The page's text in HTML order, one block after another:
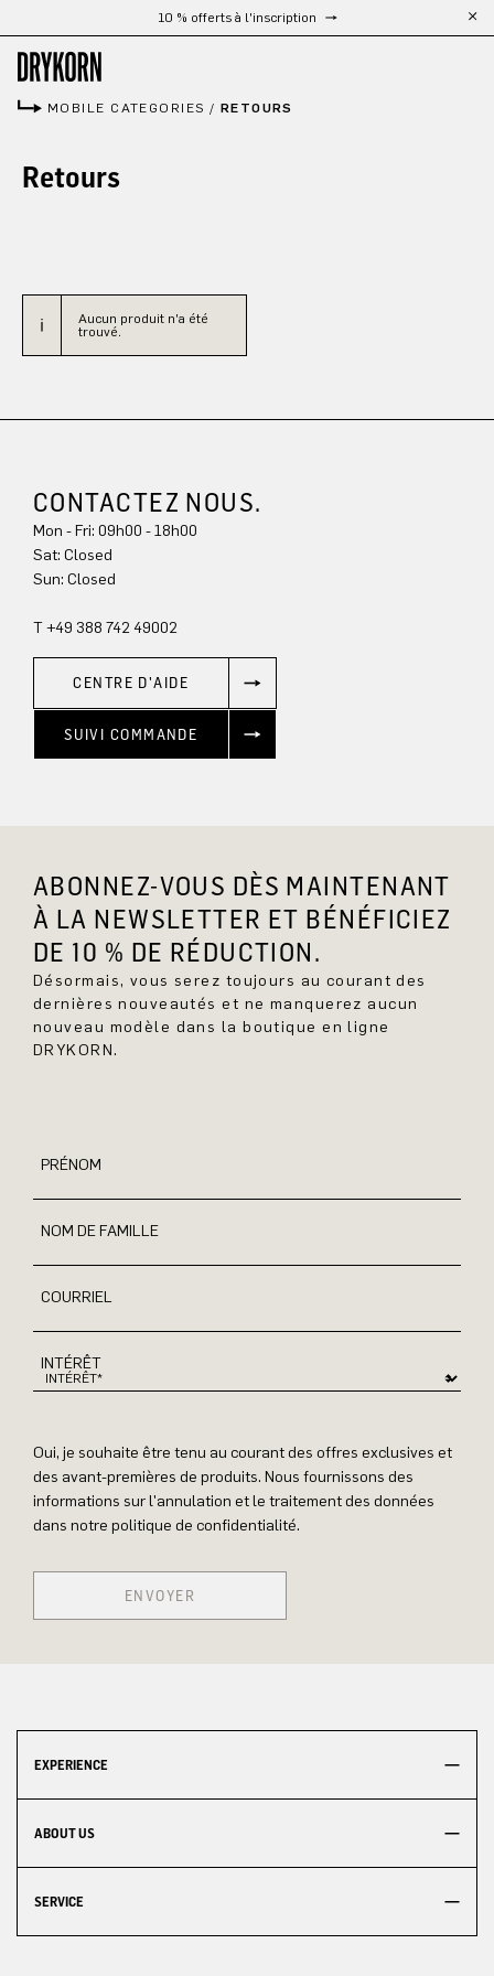
Passer au contenu principal10 % offerts à l'inscription
MOBILE CATEGORIES / RETOURS
Retours
Aucun produit n'a été
trouvé.
CONTACTEZ NOUS.
Mon - Fri: 09h00 - 18h00
Sun: Closed
T +49 388 742 49002
CENTRE D'AIDE
SUIVI COMMANDE
ABONNEZ-VOUS DÈS MAINTENANT
À LA NEWSLETTER ET BÉNÉFICIEZ
DE 10 % DE RÉDUCTION.
Désormais, vous serez toujours au courant des
dernières nouveautés et ne manquerez aucun
nouveau modèle dans la boutique en ligne
DRYKORN.
PRÉNOM
NOM DE FAMILLE
COURRIEL
INTÉRÊT
Oui, je souhaite être tenu au courant des offres exclusives et
des avant-premières de produits. Nous fournissons des
informations sur l'annulation et le traitement des données
dans notre politique de confidentialité.
ENVOYER
EXPERIENCE
ABOUT US
SERVICE